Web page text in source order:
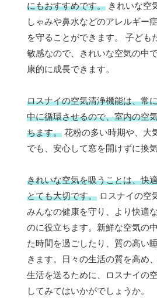
にもおすすめです。 きれいな空
しゃみや鼻水などのアレルギー
を守ることができます。 子ども
敏感なので、きれいな空気の中
康的に成長できます。
ロスナイの空気清浄機能は、常
中に循環させるので、室内の空
ちます。 花粉の多い時期や、大
でも、安心して窓を開けずに換
きれいな空気を吸うことは、快
とても大切です。 ロスナイの空
みんなの健康を守り、より快適
のに役立ちます。新鮮な空気の
た時間を過ごしたり、質の高い
きます。日々の生活の質を高め
生活を送るために、ロスナイの
してみてはいかがでしょうか。